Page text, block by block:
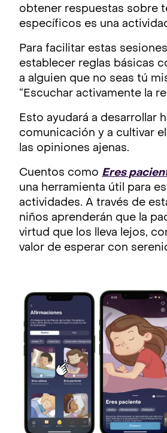
obtener respuestas sobre
específicos es una
Para facilitar estas
establecer reglas básicas
a alguien que no seas tú
“Escuchar activamente la
Esto ayudará a desarrollar
comunicación y a cultivar
las opiniones ajenas.
Cuentos como Eres
una herramienta útil para
actividades. A través de
niños aprenderán que la
virtud que los lleva lejos,
valor de esperar con